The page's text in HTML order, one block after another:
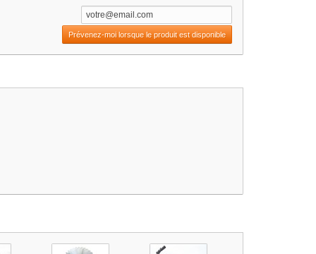
Prévenez-moi lorsque le produit est disponible